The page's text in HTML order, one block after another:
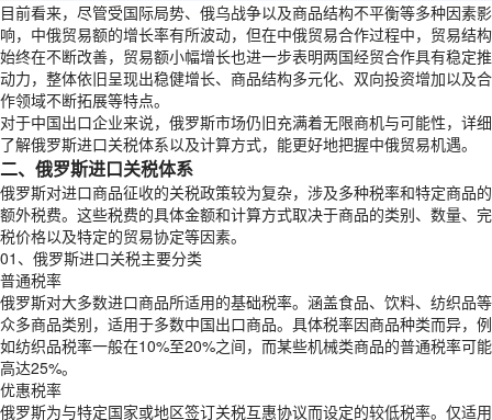
目前看来，尽管受国际局势、俄乌战争以及商品结构不平衡等多种因素影
响，中俄贸易额的增长率有所波动，但在中俄贸易合作过程中，贸易结构
始终在不断改善，贸易额小幅增长也进一步表明两国经贸合作具有稳定推
动力，整体依旧呈现出稳健增长、商品结构多元化、双向投资增加以及合
作领域不断拓展等特点。
对于中国出口企业来说，俄罗斯市场仍旧充满着无限商机与可能性，详细
了解俄罗斯进口关税体系以及计算方式，能更好地把握中俄贸易机遇。
二、俄罗斯进口关税体系
俄罗斯对进口商品征收的关税政策较为复杂，涉及多种税率和特定商品的
额外税费。这些税费的具体金额和计算方式取决于商品的类别、数量、完
税价格以及特定的贸易协定等因素。
01、俄罗斯进口关税主要分类
普通税率
俄罗斯对大多数进口商品所适用的基础税率。涵盖食品、饮料、纺织品等
众多商品类别，适用于多数中国出口商品。具体税率因商品种类而异，例
如纺织品税率一般在10%至20%之间，而某些机械类商品的普通税率可能
高达25%。
优惠税率
俄罗斯为与特定国家或地区签订关税互惠协议而设定的较低税率。仅适用